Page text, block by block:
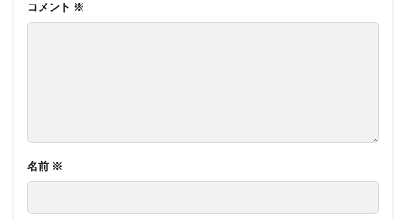
コメント ※
名前 ※